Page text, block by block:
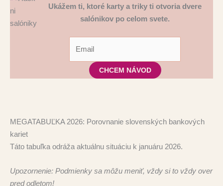
Ukážem ti, ktoré karty a triky ti otvoria dvere
salónikov po celom svete.
MEGATABUĽKA 2026: Porovnanie slovenských bankových
kariet
Táto tabuľka odráža aktuálnu situáciu k januáru 2026.
Upozornenie: Podmienky sa môžu meniť, vždy si to vždy over
pred odletom!